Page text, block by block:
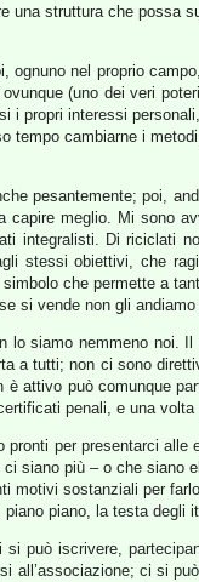
una struttura che possa
ognuno nel proprio
(uno dei veri
i propri interessi
tempo cambiarne i
pesantemente; poi,
meglio. Mi sono
integralisti. Di riciclati
stessi obiettivi, che
che permette a
si vende non gli
lo siamo nemmeno noi.
a tutti; non ci sono
attivo può comunque
penali, e una
pronti per presentarci
ci siano più – o che
motivi sostanziali per
piano, la testa degli
si può iscrivere,
all’associazione; ci si